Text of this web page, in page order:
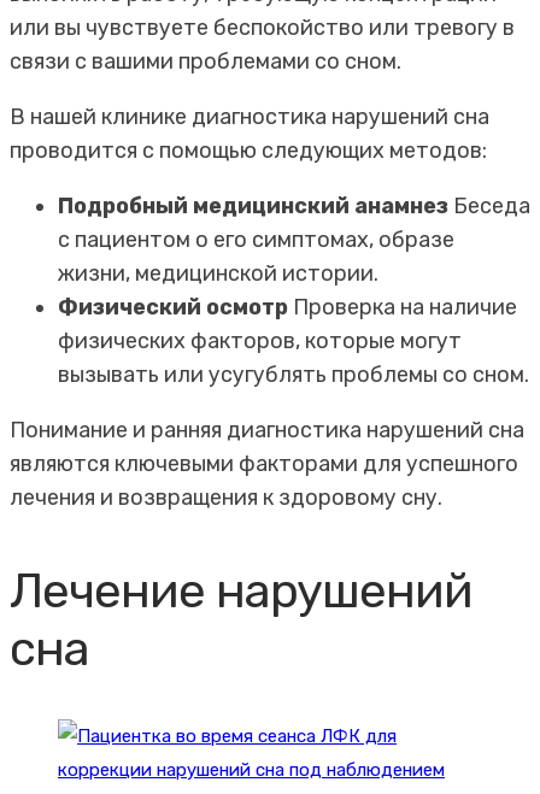
или вы чувствуете беспокойство или тревогу в
связи с вашими проблемами со сном.
В нашей клинике диагностика нарушений сна
проводится с помощью следующих методов:
Подробный медицинский анамнез Беседа
с пациентом о его симптомах, образе
жизни, медицинской истории.
Физический осмотр Проверка на наличие
физических факторов, которые могут
вызывать или усугублять проблемы со сном.
Понимание и ранняя диагностика нарушений сна
являются ключевыми факторами для успешного
лечения и возвращения к здоровому сну.
Лечение нарушений
сна